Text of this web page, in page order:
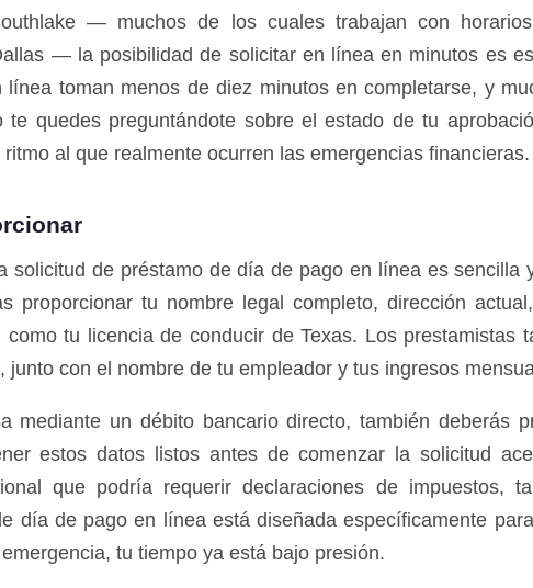
— muchos de los cuales trabajan con
— la posibilidad de solicitar en línea en minutos es
toman menos de diez minutos en completarse, y
quedes preguntándote sobre el estado de tu
al que realmente ocurren las emergencias financieras.
solicitud de préstamo de día de pago en línea es
proporcionar tu nombre legal completo, dirección
tu licencia de conducir de Texas. Los prestamistas
con el nombre de tu empleador y tus ingresos
mediante un débito bancario directo, también deberás
estos datos listos antes de comenzar la solicitud
que podría requerir declaraciones de impuestos,
día de pago en línea está diseñada específicamente
tu tiempo ya está bajo presión.